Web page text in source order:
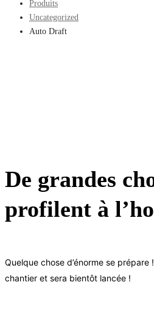
Produits
Uncategorized
Auto Draft
De grandes
profilent à
Quelque chose d’énorme se
chantier et sera bientôt lancée !